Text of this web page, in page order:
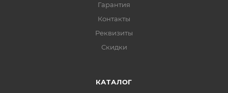
Гарантия
Контакты
Реквизиты
Скидки
КАТАЛОГ